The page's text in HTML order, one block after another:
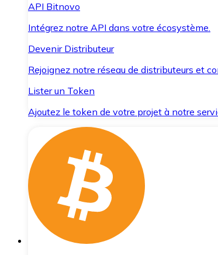
API Bitnovo
Intégrez notre API dans votre écosystème.
Devenir Distributeur
Rejoignez notre réseau de distributeurs et
Lister un Token
Ajoutez le token de votre projet à notre